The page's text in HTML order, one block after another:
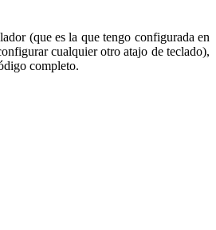
(que es la que tengo configurada en
cualquier otro atajo de teclado),
completo.